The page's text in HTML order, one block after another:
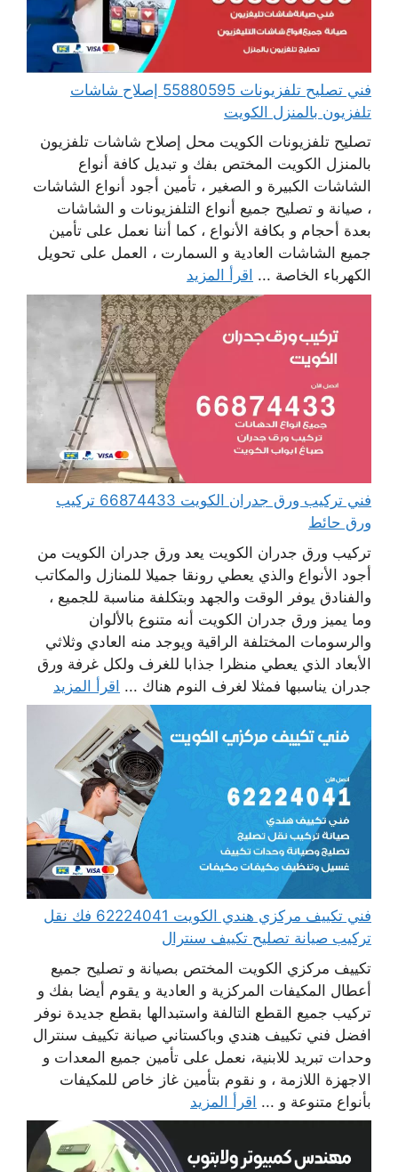
فني تصليح تلفزيونات 55880595 إصلاح شاشات
تلفزيون بالمنزل الكويت
تصليح تلفزيونات الكويت محل إصلاح شاشات تلفزيون
بالمنزل الكويت المختص بفك و تبديل كافة أنواع
الشاشات الكبيرة و الصغير ، تأمين أجود أنواع الشاشات
، صيانة و تصليح جميع أنواع التلفزيونات و الشاشات
بعدة أحجام و بكافة الأنواع ، كما أننا نعمل على تأمين
جميع الشاشات العادية و السمارت ، العمل على تحويل
الكهرباء الخاصة ... اقرأ المزيد
فني تركيب ورق جدران الكويت 66874433 تركيب
ورق حائط
تركيب ورق جدران الكويت يعد ورق جدران الكويت من
أجود الأنواع والذي يعطي رونقا جميلا للمنازل والمكاتب
والفنادق يوفر الوقت والجهد وبتكلفة مناسبة للجميع ،
وما يميز ورق جدران الكويت أنه متنوع بالألوان
والرسومات المختلفة الراقية ويوجد منه العادي وثلاثي
الأبعاد الذي يعطي منظرا جذابا للغرف ولكل غرفة ورق
جدران يناسبها فمثلا لغرف النوم هناك ... اقرأ المزيد
فني تكييف مركزي هندي الكويت 62224041 فك نقل
تركيب صيانة تصليح تكييف سنترال
تكييف مركزي الكويت المختص بصيانة و تصليح جميع
أعطال المكيفات المركزية و العادية و يقوم أيضا بفك و
تركيب جميع القطع التالفة واستبدالها بقطع جديدة نوفر
افضل فني تكييف هندي وباكستاني صيانة تكييف سنترال
وحدات تبريد للابنية، نعمل على تأمين جميع المعدات و
الاجهزة اللازمة ، و نقوم بتأمين غاز خاص للمكيفات
بأنواع متنوعة و ... اقرأ المزيد